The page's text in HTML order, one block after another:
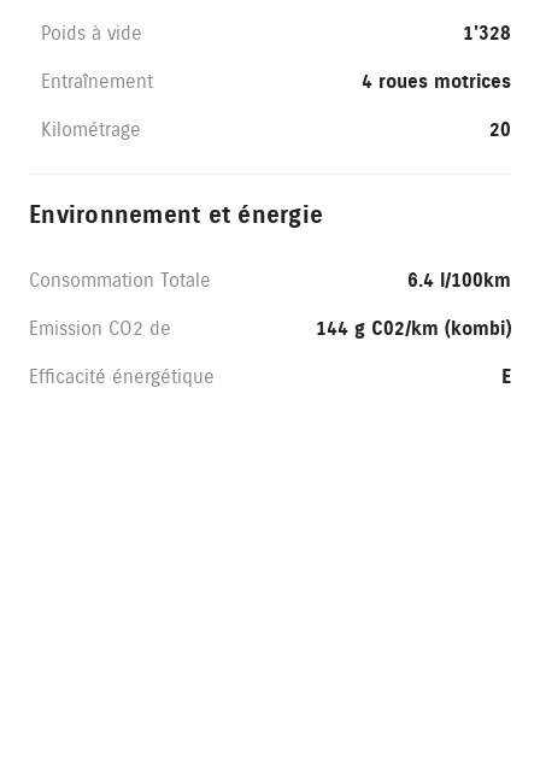
Poids à vide
1'328
Entraînement
4 roues motrices
Kilométrage
20
Environnement et énergie
Consommation Totale
6.4 l/100km
Emission CO2 de
144 g C02/km (kombi)
Efficacité énergétique
E